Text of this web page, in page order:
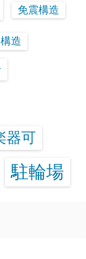
免震構造
造
器可
駐輪場